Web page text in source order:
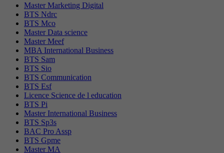
Master Marketing Digital
BTS Ndrc
BTS Mco
Master Data science
Master Meef
MBA International Business
BTS Sam
BTS Sio
BTS Communication
BTS Esf
Licence Science de l education
BTS Pi
Master International Business
BTS Sp3s
BAC Pro Assp
BTS Gpme
Master MA